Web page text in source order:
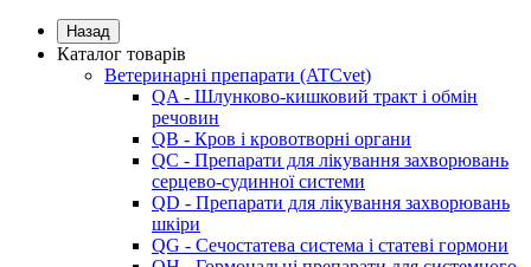
Назад
Каталог товарів
Ветеринарні препарати (ATCvet)
QA - Шлунково-кишковий тракт і обмін
речовин
QB - Кров і кровотворні органи
QC - Препарати для лікування захворювань
серцево-судинної системи
QD - Препарати для лікування захворювань
шкіри
QG - Сечостатева система і статеві гормони